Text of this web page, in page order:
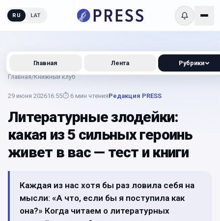
RU LAT
Главная/Книжный клуб
29 июня 202616:55⏱ 6 мин чтенияРедакция PRESS
Литературные злодейки:
какая из 5 сильных героинь
живет в вас — тест и книги
Каждая из нас хотя бы раз ловила себя на
мысли: «А что, если бы я поступила как
она?» Когда читаем о литературных
Главная Лента Рубрики